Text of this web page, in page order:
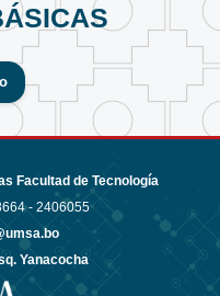
Facultad de Tecnología
- 2406055
Yanacocha